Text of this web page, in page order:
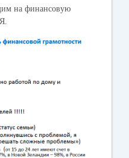
на финансовую